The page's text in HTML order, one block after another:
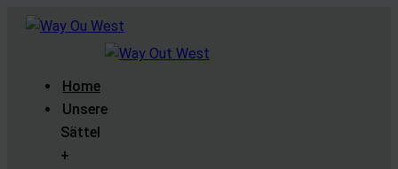
Home
Unsere
Sättel
+